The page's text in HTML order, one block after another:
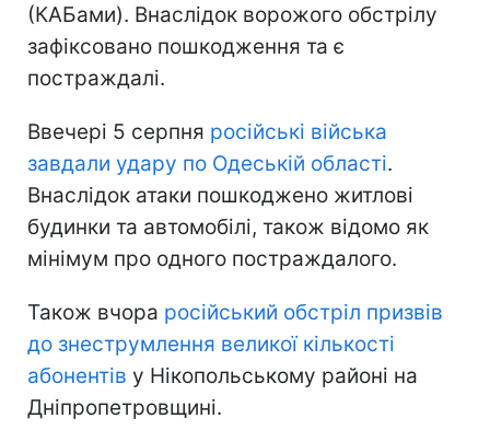
(КАБами). Внаслідок ворожого обстрілу
зафіксовано пошкодження та є
постраждалі.
Ввечері 5 серпня російські війська
завдали удару по Одеській області.
Внаслідок атаки пошкоджено житлові
будинки та автомобілі, також відомо як
мінімум про одного постраждалого.
Також вчора російський обстріл призвів
до знеструмлення великої кількості
абонентів у Нікопольському районі на
Дніпропетровщині.